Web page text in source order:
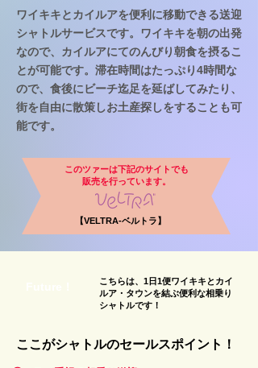
ワイキキとカイルアを便利に移動できる送迎
シャトルサービスです。ワイキキを朝の出発
なので、カイルアにてのんびり朝食を摂るこ
とが可能です。滞在時間はたっぷり4時間な
ので、食後にビーチ迄足を延ばしてみたり、
街を自由に散策しお土産探しをすることも可
能です。
このツァーは下記のサイトでも
​販売を行っています。
【VELTRA-ベルトラ】
こちらは、1日1便ワイキキとカイ
ルア・タウンを結ぶ便利な相乗り
シャトルです！
ここがシャトルのセールスポイント！